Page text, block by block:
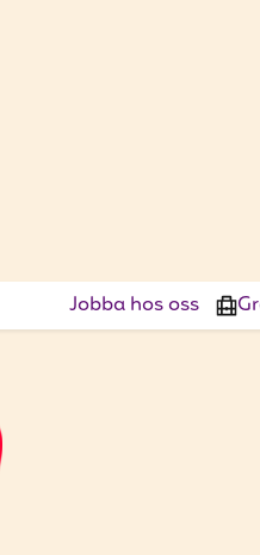
Jobba hos oss